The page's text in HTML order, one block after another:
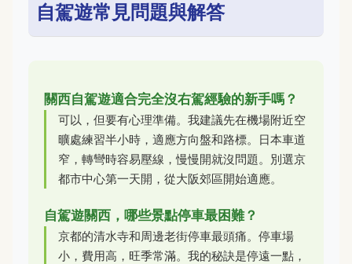
自駕遊常見問題與解答
關西自駕遊適合完全沒右駕經驗的新手嗎？
可以，但要有心理準備。我建議先在機場附近空
曠處練習半小時，適應方向盤和路標。日本車道
窄，轉彎時容易壓線，慢慢開就沒問題。別選京
都市中心第一天開，從大阪郊區開始適應。
自駕遊關西，哪些景點停車最困難？
京都的清水寺和周邊老街停車最頭痛。停車場
小，費用高，旺季常滿。我的秘訣是停遠一點，